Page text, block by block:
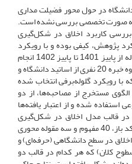
در حول محور فضیلت مداری
صورت تخصصی بررسی نشده است.
کاربرد اخلاق در شکل‌گیری
پژوهش، کیفی بوده و با رویکرد
تحلیل مضمون و در یک‎ ‎دوره یک ساله از پاییز 1401 تا پاییز 1402 انجام
پذیرفته است. نمونه آماری شامل گروه خبره 20 نفری از اساتید دانشگاه و
با رویکرد گلوله‌برفی انتخاب شده
مستخرج از مصاحبه‌ها، از دو
استفاده شده و از اعتبار یافته‌ها
قالب مدل اخلاق در شکل‌گیری
دانشگاه فضیلت مدار در قالب 219 کد باز، 40 مفهوم و سه مقوله محوری
در‏ سطح دانشگاهی (حرفه‌ای) و
کلان) که هر کدام در قالب دو